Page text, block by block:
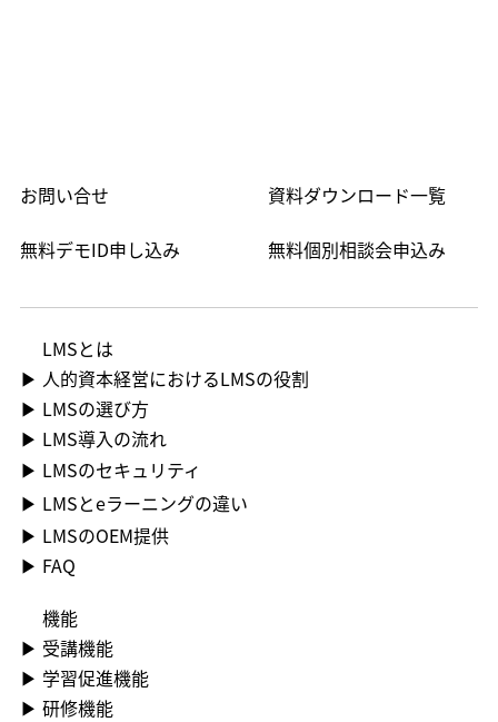
無料個別相談会申込み
無料デモID申し込み
資料ダウンロード一覧
お問い合せ
LMS​とは
▶ 人的資本経営におけるLMSの役割
▶ LMSの選び方
▶ LMS導入の流れ
▶ LMSのセキュリティ
▶ LMSとeラーニングの違い
▶ LMSのOEM提供
▶ FAQ
機能
▶​ 受講機能
▶​ 学習促進機能
▶​ 研修機能